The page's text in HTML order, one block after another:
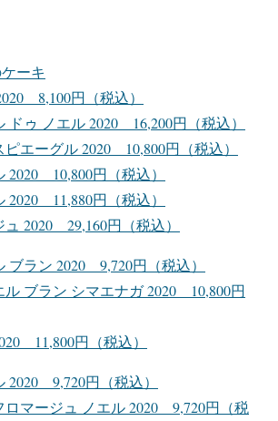
ーキ
8,100円（税込）
ドゥ ノエル 2020 16,200円（税込）
ピエーグル 2020 10,800円（税込）
2020 10,800円（税込）
2020 11,880円（税込）
2020 29,160円（税込）
ブラン 2020 9,720円（税込）
ル ブラン シマエナガ 2020 10,800円
11,800円（税込）
2020 9,720円（税込）
ロマージュ ノエル 2020 9,720円（税